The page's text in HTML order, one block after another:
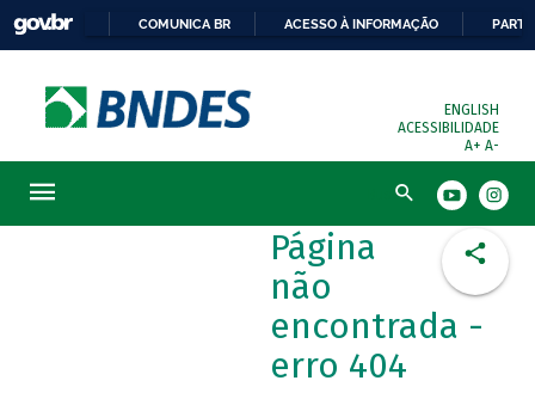
COMUNICA BR ACESSO À INFORMAÇÃO
ENGLISH
ACESSIBILIDADE
A+ A-
Busca
Página
não
encontrada -
erro 404